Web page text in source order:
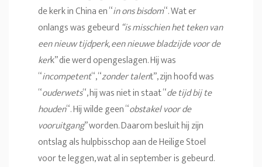
de kerk in China en “in ons bisdom“. Wat er
onlangs was gebeurd “is misschien het teken van
een nieuw tijdperk, een nieuwe bladzijde voor de
kerk” die werd opengeslagen. Hij was
“incompetent“, “zonder talent”, zijn hoofd was
“ouderwets“, hij was niet in staat “de tijd bij te
houden“. Hij wilde geen “obstakel voor de
vooruitgang” worden. Daarom besluit hij zijn
ontslag als hulpbisschop aan de Heilige Stoel
voor te leggen, wat al in september is gebeurd.